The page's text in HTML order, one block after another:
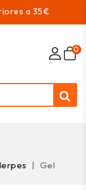
a 35€
0
Gel